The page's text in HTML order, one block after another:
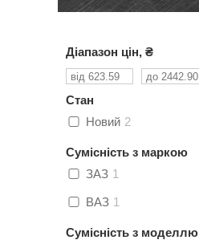
Діапазон цін, ₴
Стан
Новий 2
Сумісність з маркою
ЗАЗ 1
ВАЗ 1
Сумісність з моделлю